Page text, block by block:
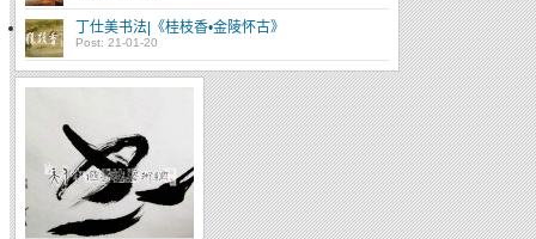
丁仕美书法|《桂枝香•金陵怀古》
Post: 21-01-20